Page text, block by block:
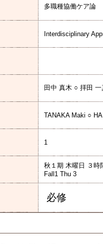
多職種協働ケア論
Interdisciplinary
田中 真木 ○ 拝田 一
TANAKA Maki ○
1
秋１期 木曜日 ３時
Fall1 Thu 3
必修